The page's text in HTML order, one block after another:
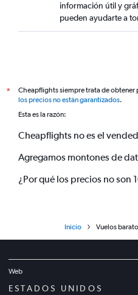
información útil y
pueden ayudarte a
*
Cheapflights siempre trata de obtener
los precios no están garantizados.
Esta es la razón:
Cheapflights no es el
Agregamos montones de
¿Por qué los precios no son
Inicio Vuelos
Web
ESTADOS UNIDOS